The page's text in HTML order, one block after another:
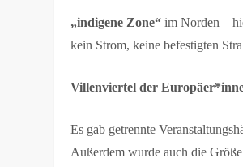
„indigene Zone“ im Norden –
kein Strom, keine befestigten
Villenviertel der
Es gab getrennte
Außerdem wurde auch die